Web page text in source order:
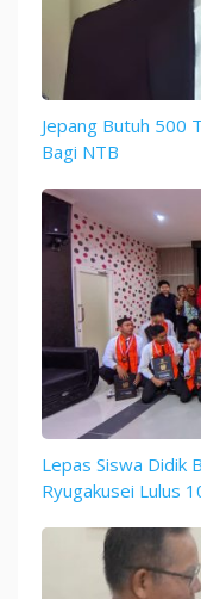
Jepang Butuh 500
Bagi NTB
Lepas Siswa Didik
Ryugakusei Lulus